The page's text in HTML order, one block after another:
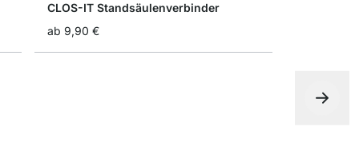
CLOS-IT Standsäulenverbinder
ab 9,90 €